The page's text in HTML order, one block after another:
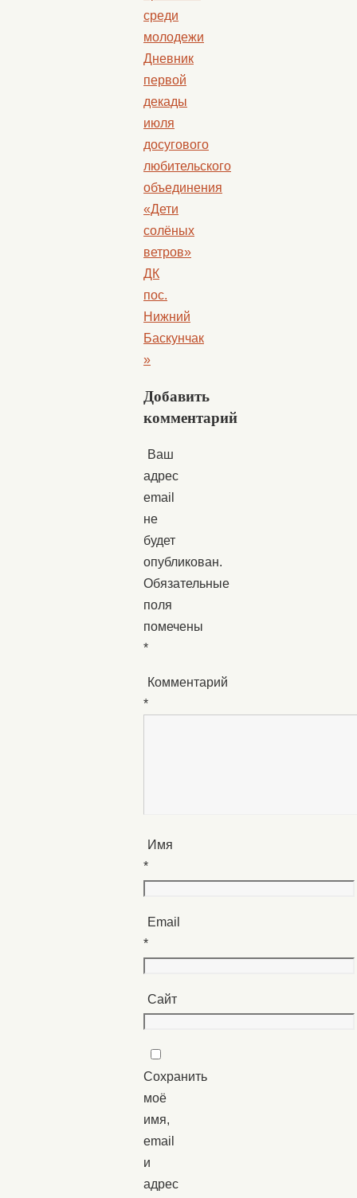
среди
молодежи
Дневник
первой
декады
июля
досугового
любительского
объединения
«Дети
солёных
ветров»
ДК
пос.
Нижний
Баскунчак
»
Добавить
комментарий
Ваш
адрес
email
не
будет
опубликован.
Обязательные
поля
помечены
*
Комментарий
*
Имя
*
Email
*
Сайт
Сохранить
моё
имя,
email
и
адрес